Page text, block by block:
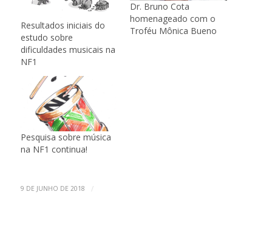
Resultados iniciais do
estudo sobre
dificuldades musicais na
NF1
Dr. Bruno Cota
homenageado com o
Troféu Mônica Bueno
Pesquisa sobre música
na NF1 continua!
9 DE JUNHO DE 2018 /